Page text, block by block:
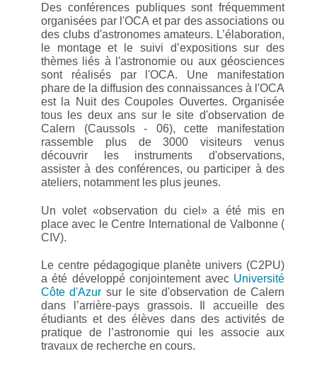
Des conférences publiques sont fréquemment
organisées par l'OCA et par des associations ou
des clubs d'astronomes amateurs. L’élaboration,
le montage et le suivi d’expositions sur des
thèmes liés à l'astronomie ou aux géosciences
sont réalisés par l'OCA. Une manifestation
phare de la diffusion des connaissances à l'OCA
est la Nuit des Coupoles Ouvertes. Organisée
tous les deux ans sur le site d'observation de
Calern (Caussols - 06), cette manifestation
rassemble plus de 3000 visiteurs venus
découvrir les instruments d'observations,
assister à des conférences, ou participer à des
ateliers, notamment les plus jeunes.
Un volet «observation du ciel» a été mis en
place avec le Centre International de Valbonne (
CIV).
Le centre pédagogique planète univers (C2PU)
a été développé conjointement avec Université
Côte d'Azur sur le site d'observation de Calern
dans l’arrière-pays grassois. Il accueille des
étudiants et des élèves dans des activités de
pratique de l’astronomie qui les associe aux
travaux de recherche en cours.